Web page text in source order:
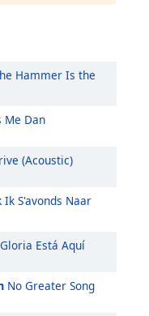
Hammer Is the
Me Dan
(Acoustic)
S'avonds Naar
Está Aquí
No Greater Song